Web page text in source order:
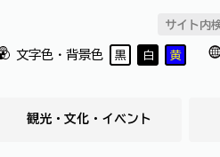
文字色・背景色 黒 白 黄
観光・文化・イベント